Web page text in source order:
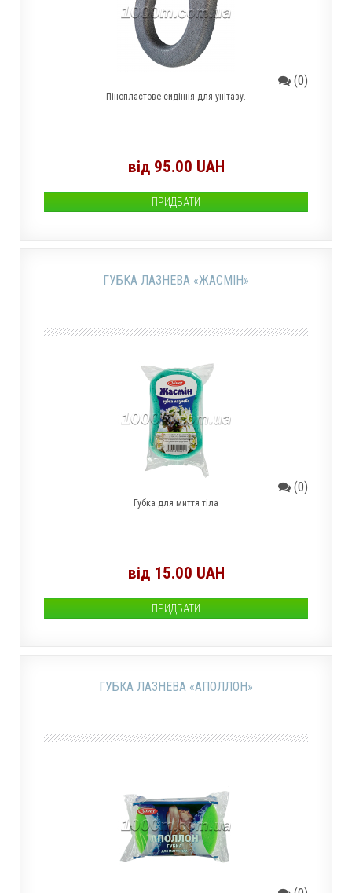
(0)
Пінопластове сидіння для унітазу.
від 95.00 UAH
ПРИДБАТИ
ГУБКА ЛАЗНЕВА «ЖАСМІН»
(0)
Губка для миття тіла
від 15.00 UAH
ПРИДБАТИ
ГУБКА ЛАЗНЕВА «АПОЛЛОН»